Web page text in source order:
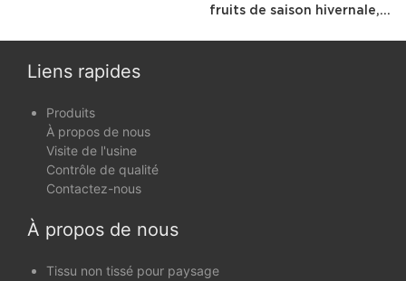
fruits de saison hivernale,
Liens rapides
Produits
À propos de nous
Visite de l'usine
Contrôle de qualité
Contactez-nous
À propos de nous
Tissu non tissé pour paysage